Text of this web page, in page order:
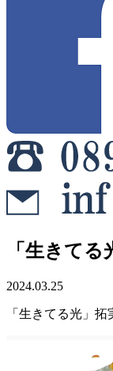
「生きて
2024.03.25
「生きてる光」